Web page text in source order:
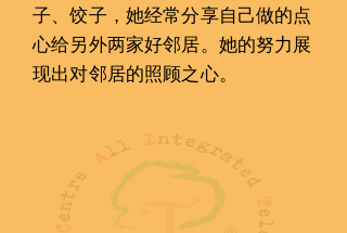
子󠇡、饺子󠇡，她经常分享自己做的点
心给另外两家好邻居。她的努力展
现出对邻居的照顾之心。